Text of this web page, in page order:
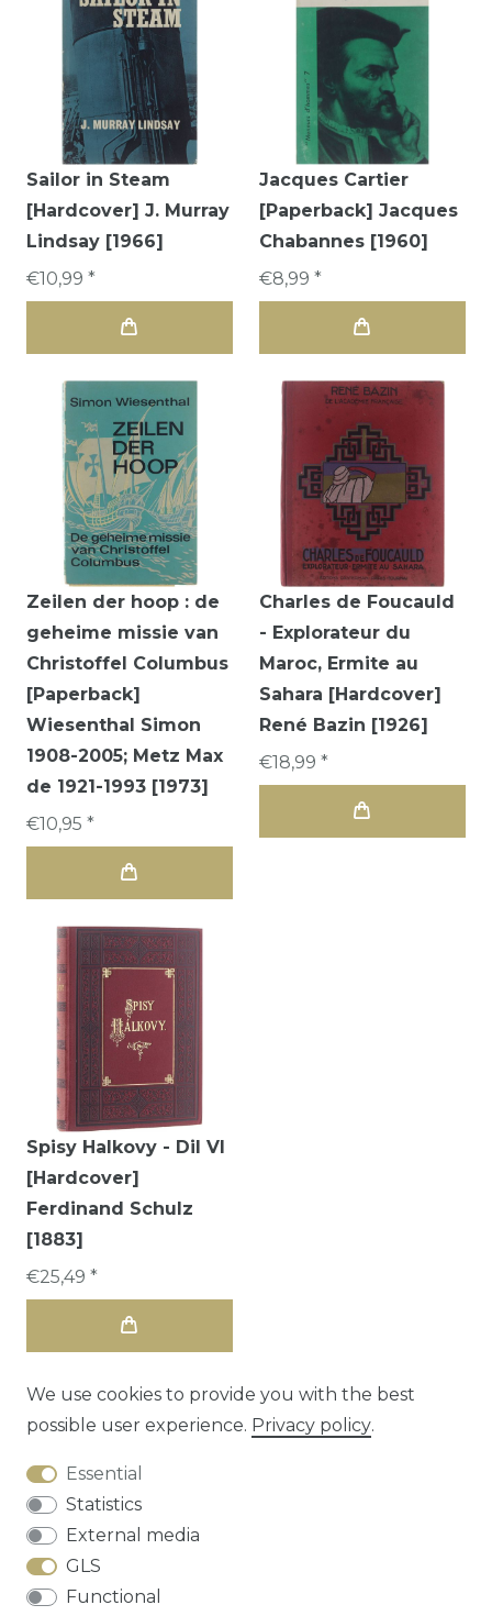
Sailor in Steam
[Hardcover] J. Murray
Lindsay [1966]
€10,99 *
Jacques Cartier
[Paperback] Jacques
Chabannes [1960]
€8,99 *
Zeilen der hoop : de
geheime missie van
Christoffel Columbus
[Paperback]
Wiesenthal Simon
1908-2005; Metz Max
de 1921-1993 [1973]
€10,95 *
Charles de Foucauld
- Explorateur du
Maroc, Ermite au
Sahara [Hardcover]
René Bazin [1926]
€18,99 *
Spisy Halkovy - Dil VI
[Hardcover]
Ferdinand Schulz
[1883]
€25,49 *
We use cookies to provide you with the best
possible user experience. Privacy policy.
Essential
Statistics
External media
GLS
Functional